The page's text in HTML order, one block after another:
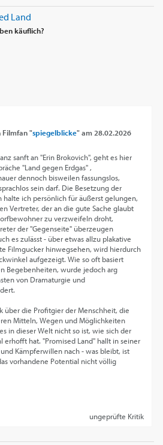
Land
käuflich?
Filmfan "spiegelblicke"am 28.02.2026
sanft an "Erin Brokovich", geht es hier
"Land gegen Erdgas" ,
dennoch bisweilen fassungslos,
sein darf. Die Besetzung der
ich persönlich für äußerst gelungen,
Vertreter, der an die gute Sache glaubt
zu verzweifeln droht,
der "Gegenseite" überzeugen
es zulässt - über etwas allzu plakative
Filmgucker hinwegsehen, wird hierdurch
aufgezeigt. Wie so oft basiert
Begebenheiten, wurde jedoch arg
von Dramaturgie und
über die Profitgier der Menschheit, die
Mitteln, Wegen und Möglichkeiten
in dieser Welt nicht so ist, wie sich der
erhofft hat. "Promised Land" hallt in seiner
Kämpferwillen nach - was bleibt, ist
vorhandene Potential nicht völlig
ungeprüfte Kritik